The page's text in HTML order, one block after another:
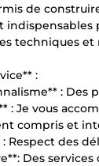
de
techniques et
:
: Des
: Je vous
compris et
Respect des
Des